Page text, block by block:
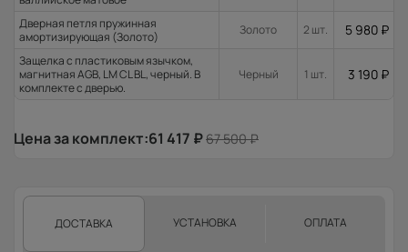
Дверная петля пружинная
амортизирующая (Золото)
Золото 2 шт. 5 980 ₽
Защелка с пластиковым язычком,
магнитная AGB, LM CL BL, черный. В
комплекте с дверью.
Черный 1 шт. 3 190 ₽
Цена за комплект:61 417 ₽67 500₽
ДОСТАВКА УСТАНОВКА ОПЛАТА